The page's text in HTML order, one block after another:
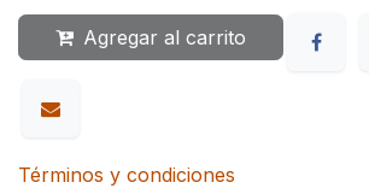
Agregar al carrito
Términos y condiciones